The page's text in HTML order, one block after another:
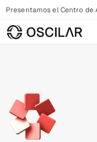
Presentamos el Centro de